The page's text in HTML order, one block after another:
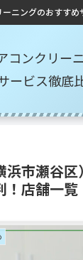
ニングのおすす
コンクリー
ービス徹底
浜市瀬谷区
！店舗一覧